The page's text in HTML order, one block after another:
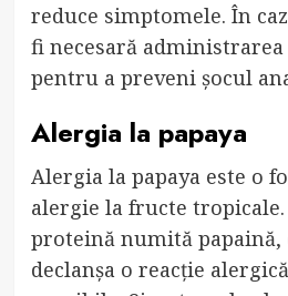
reduce simptomele. În
fi necesară
pentru a preveni șocul
Alergia la papaya
Alergia la papaya este o
alergie la fructe tropicale.
proteină numită papaină,
declanșa o reacție